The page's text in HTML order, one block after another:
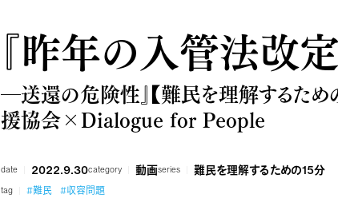
『昨年の入管法改
―送還の危険性』【難民を理解するた
援協会×Dialogue for People
date 2022.9.30category 動画series 難民を理解するための15分
tag #難民 #収容問題